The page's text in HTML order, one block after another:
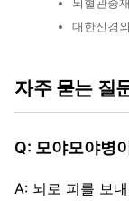
대한신경
자주 묻는 질
Q: 모야모야병
A: 뇌로 피를 보